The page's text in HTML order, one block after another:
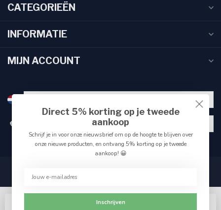
CATEGORIEËN
INFORMATIE
MIJN ACCOUNT
€
Wij slaan cookies op om onze website te verbeteren.
Direct 5% korting op je tweede
aankoop
Schrijf je in voor onze nieuwsbrief om op de hoogte te blijven over
onze nieuwe producten, en ontvang 5% korting op je tweede
aankoop! 😀
Inschrijven